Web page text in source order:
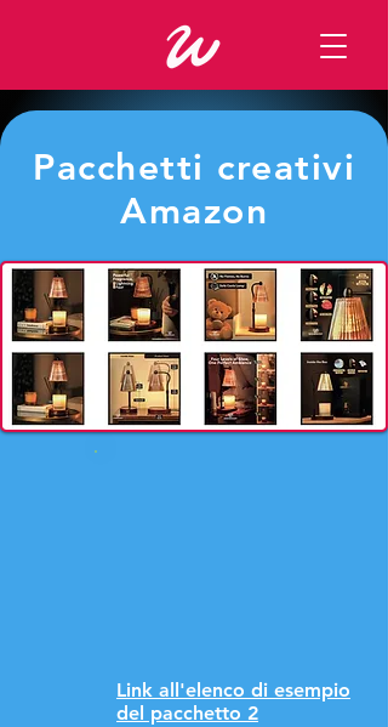
Pacchetti creativi
Amazon
Link all'elenco di esempio
del pacchetto 2